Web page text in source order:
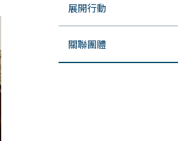
展開行動
關聯團體